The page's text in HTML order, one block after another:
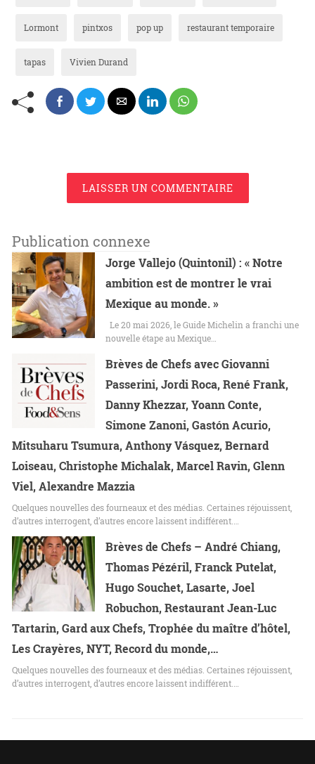
Lormont pintxos pop up restaurant temporaire
tapas Vivien Durand
LAISSER UN COMMENTAIRE
Publication connexe
Jorge Vallejo (Quintonil) : « Notre
ambition est de montrer le vrai
Mexique au monde. »
Le 20 mai 2026, le Guide Michelin a franchi une
nouvelle étape au Mexique…
Brèves de Chefs avec Giovanni
Passerini, Jordi Roca, René Frank,
Danny Khezzar, Yoann Conte,
Simone Zanoni, Gastón Acurio,
Mitsuharu Tsumura, Anthony Vásquez, Bernard
Loiseau, Christophe Michalak, Marcel Ravin, Glenn
Viel, Alexandre Mazzia
Quelques nouvelles des fourneaux et des médias. Certaines réjouissent,
d’autres interrogent, d’autres encore laissent indifférent.…
Brèves de Chefs – André Chiang,
Thomas Pézéril, Franck Putelat,
Hugo Souchet, Lasarte, Joel
Robuchon, Restaurant Jean-Luc
Tartarin, Gard aux Chefs, Trophée du maître d’hôtel,
Les Crayères, NYT, Record du monde,…
Quelques nouvelles des fourneaux et des médias. Certaines réjouissent,
d’autres interrogent, d’autres encore laissent indifférent.…